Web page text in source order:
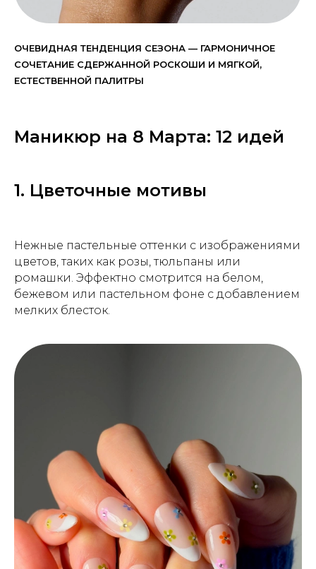
ОЧЕВИДНАЯ ТЕНДЕНЦИЯ СЕЗОНА — ГАРМОНИЧНОЕ
СОЧЕТАНИЕ СДЕРЖАННОЙ РОСКОШИ И МЯГКОЙ,
ЕСТЕСТВЕННОЙ ПАЛИТРЫ
Маникюр на 8 Марта: 12 идей
1. Цветочные мотивы
Нежные пастельные оттенки с изображениями
цветов, таких как розы, тюльпаны или
ромашки. Эффектно смотрится на белом,
бежевом или пастельном фоне с добавлением
мелких блесток.